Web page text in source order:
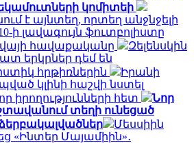
կոմիտեի
է այնտեղ, որտեղ անջնջելի
ի լավագույն ֆուտբոլիստը
հավաքականը
Զելենսկին
երկրներ դեմ են
հրթիռներին
Իրանի
կլինի հաշվի նստել
իրողությունների հետ
Նոր
տեղի ունեցած
Մեսսիին
«Ինտեր Մայամիին»․